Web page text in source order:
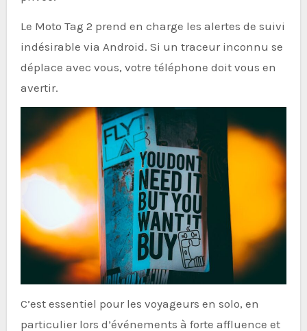
Le Moto Tag 2 prend en charge les alertes de suivi
indésirable via Android. Si un traceur inconnu se
déplace avec vous, votre téléphone doit vous en
avertir.
C’est essentiel pour les voyageurs en solo, en
particulier lors d’événements à forte affluence et